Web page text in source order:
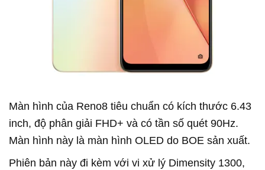
Màn hình của Reno8 tiêu chuẩn có kích thước 6.43
inch, độ phân giải FHD+ và có tần số quét 90Hz.
Màn hình này là màn hình OLED do BOE sản xuất.
Phiên bản này đi kèm với vi xử lý Dimensity 1300,